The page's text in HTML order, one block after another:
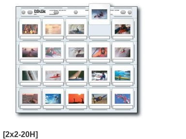
[2x2-20H]